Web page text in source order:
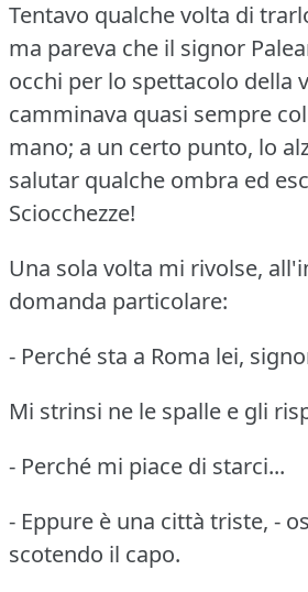
Tentavo qualche volta di
ma pareva che il signor
occhi per lo spettacolo della
camminava quasi sempre
mano; a un certo punto, lo
salutar qualche ombra ed
Sciocchezze!
Una sola volta mi rivolse,
domanda particolare:
- Perché sta a Roma lei,
Mi strinsi ne le spalle e gli
- Perché mi piace di starci...
- Eppure è una città triste, -
scotendo il capo.